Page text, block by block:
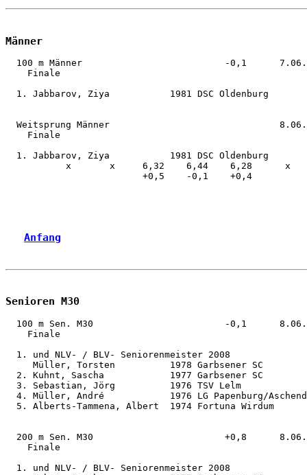
Männer
100 m Männer                          -0,1
    Finale
1. Jabbarov, Ziya           1981 DSC Oldenburg
Weitsprung Männer
    Finale
1. Jabbarov, Ziya           1981 DSC Oldenburg
           x       x     6,32    6,44    6,28      x
                         +0,5    -0,1    +0,4
Anfang
Senioren M30
100 m Sen. M30                        -0,1
    Finale
  1. und NLV- / BLV- Seniorenmeister 2008
Müller, Torsten          1978 Garbsener SC
2. Kuhnt, Sascha            1977 Garbsener SC
3. Sebastian, Jörg          1976 TSV Lelm
4. Müller, André            1976 LG Papenburg/
5. Alberts-Tammena, Albert  1974 Fortuna Wirdum
200 m Sen. M30                        +0,8
    Finale
  1. und NLV- / BLV- Seniorenmeister 2008